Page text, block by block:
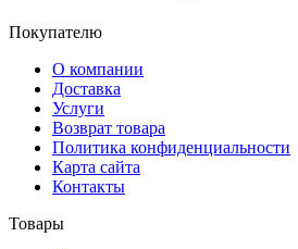
Покупателю
О компании
Доставка
Услуги
Возврат товара
Политика конфиденциальности
Карта сайта
Контакты
Товары